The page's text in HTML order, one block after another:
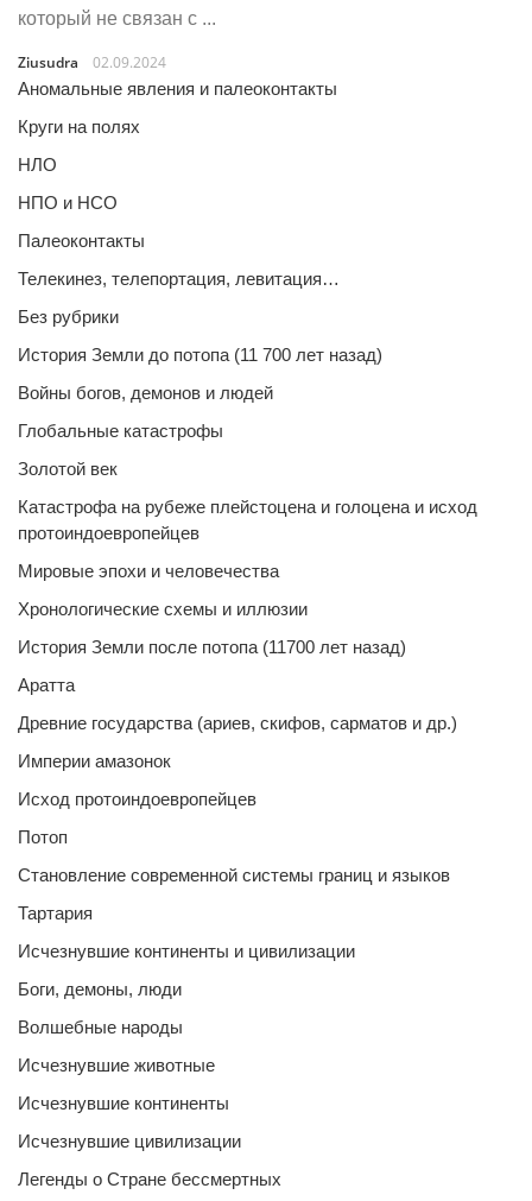
который не связан с ...
Ziusudra
02.09.2024
Аномальные явления и палеоконтакты
Круги на полях
НЛО
НПО и НСО
Палеоконтакты
Телекинез, телепортация, левитация…
Без рубрики
История Земли до потопа (11 700 лет назад)
Войны богов, демонов и людей
Глобальные катастрофы
Золотой век
Катастрофа на рубеже плейстоцена и голоцена и исход
протоиндоевропейцев
Мировые эпохи и человечества
Хронологические схемы и иллюзии
История Земли после потопа (11700 лет назад)
Аратта
Древние государства (ариев, скифов, сарматов и др.)
Империи амазонок
Исход протоиндоевропейцев
Потоп
Становление современной системы границ и языков
Тартария
Исчезнувшие континенты и цивилизации
Боги, демоны, люди
Волшебные народы
Исчезнувшие животные
Исчезнувшие континенты
Исчезнувшие цивилизации
Легенды о Стране бессмертных